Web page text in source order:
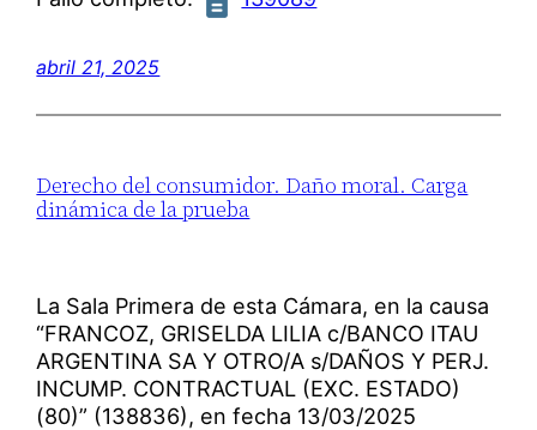
abril 21, 2025
Derecho del consumidor. Daño moral. Carga
dinámica de la prueba
La Sala Primera de esta Cámara, en la causa
“FRANCOZ, GRISELDA LILIA c/BANCO ITAU
ARGENTINA SA Y OTRO/A s/DAÑOS Y PERJ.
INCUMP. CONTRACTUAL (EXC. ESTADO)
(80)” (138836), en fecha 13/03/2025